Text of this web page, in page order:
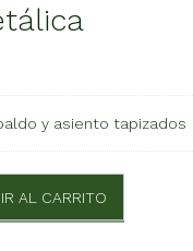
y asiento tapizados
AL CARRITO